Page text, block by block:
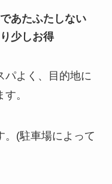
あたふたしない
少しお得
パよく、目的地に
。
。(駐車場によって